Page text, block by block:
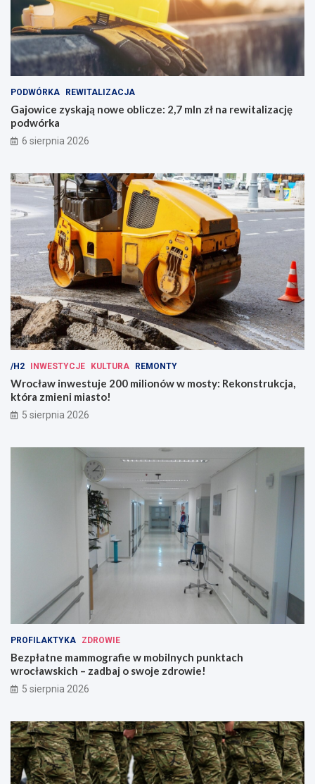
PODWÓRKA REWITALIZACJA
Gajowice zyskają nowe oblicze: 2,7 mln zł na rewitalizację
podwórka
6 sierpnia 2026
/H2 INWESTYCJE KULTURA REMONTY
Wrocław inwestuje 200 milionów w mosty: Rekonstrukcja,
która zmieni miasto!
5 sierpnia 2026
PROFILAKTYKA ZDROWIE
Bezpłatne mammografie w mobilnych punktach
wrocławskich – zadbaj o swoje zdrowie!
5 sierpnia 2026